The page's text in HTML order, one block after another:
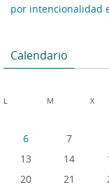
por intencionalidad
Calendario
L M X
6
7
13
14
20
21